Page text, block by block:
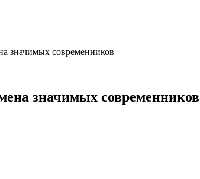
значимых современников
значимых современников